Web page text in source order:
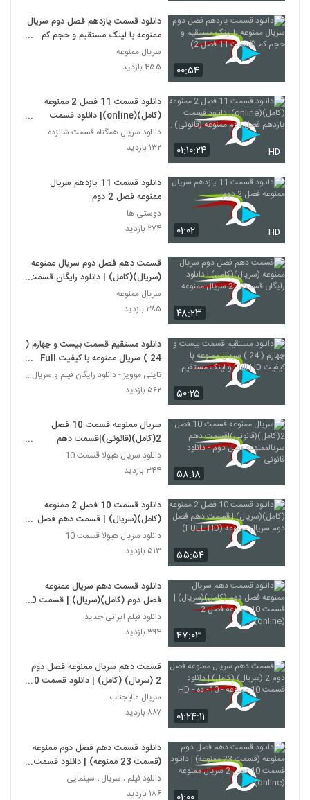
۰۰:۵۴
دانلود قسمت یازدهم فصل دوم سریال
ممنوعه با لینک مستقیم و حجم کم
(قسمت 11 فصل 2)
سریال ممنوعه
۴۵۵ بازدید
۰۱:۱۰:۲۴ HD
دانلود قسمت 11 فصل 2 ممنوعه
(کامل)(online)| دانلود قسمت
یازدهم فصل دوم ممنوعه (قانونی) .
دانلود سریال همگناه قسمت شانزده
۱۳۲ بازدید
۰۱:۰۲ HD
دانلود قسمت 11 یازدهم سریال
ممنوعه فصل 2 دوم
دوستی ها
۲۷۴ بازدید
۴۸:۲۳
قسمت دهم فصل دوم سریال ممنوعه
(سریال)(کامل) | دانلود رایگان قسمت
23 سریال ممنوعه
سریال ممنوعه
۳۸۵ بازدید
۵۰:۲۵
دانلود مستقیم قسمت بیست و چهارم (
24 ) سریال ممنوعه با کیفیت Full
HD و لینک مستقیم
تاینی موویز - دانلود رایگان فیلم و سریال ایرانی جد
۵۶۲ بازدید
۵۸:۱۸
سریال ممنوعه قسمت 10 فصل
2(کامل)(قانونی)|قسمت دهم
سریالممنوعه فصل دوم - دانلود قانونی
دانلود سریال هیولا قسمت 10
۳۴۴ بازدید
۵۵:۵۴
دانلود قسمت 10 فصل 2 ممنوعه
(کامل)(سریال) | قسمت دهم فصل
دوم سریال ممنوعه (FULL HD)
دانلود سریال هیولا قسمت 10
۵۱۳ بازدید
۴۷:۰۳
دانلود قسمت دهم سریال ممنوعه
فصل دوم (کامل)(سریال) | قسمت 10
ممنوعه فصل 2 (online)
دانلود فیلم ایرانی جدید
۳۹۴ بازدید
۰۱:۲۴:۱۱
قسمت دهم سریال ممنوعه فصل دوم
2 (سریال) (کامل) | دانلود قسمت 10
ممنوعه - 10- ده - HD
سریال عالیجناب
۸۸۷ بازدید
دانلود قسمت دهم فصل دوم ممنوعه
(قسمت 23 ممنوعه) | دانلود قسمت
10 فصل 2 سریال ممنوعه (online)
دانلود فیلم ، سریال ، سینمایی
۱۸۶ بازدید